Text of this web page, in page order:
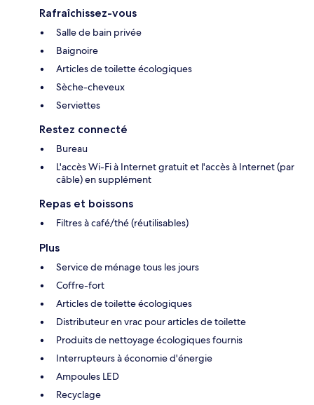
Rafraîchissez-vous
Salle de bain privée
Baignoire
Articles de toilette écologiques
Sèche-cheveux
Serviettes
Restez connecté
Bureau
L'accès Wi-Fi à Internet gratuit et l'accès à Internet (par
câble) en supplément
Repas et boissons
Filtres à café/thé (réutilisables)
Plus
Service de ménage tous les jours
Coffre-fort
Articles de toilette écologiques
Distributeur en vrac pour articles de toilette
Produits de nettoyage écologiques fournis
Interrupteurs à économie d'énergie
Ampoules LED
Recyclage